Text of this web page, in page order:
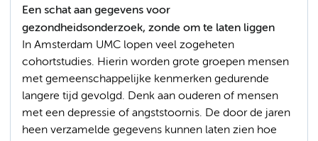
Een schat aan gegevens voor
gezondheidsonderzoek, zonde om te laten liggen
In Amsterdam UMC lopen veel zogeheten
cohortstudies. Hierin worden grote groepen mensen
met gemeenschappelijke kenmerken gedurende
langere tijd gevolgd. Denk aan ouderen of mensen
met een depressie of angststoornis. De door de jaren
heen verzamelde gegevens kunnen laten zien hoe